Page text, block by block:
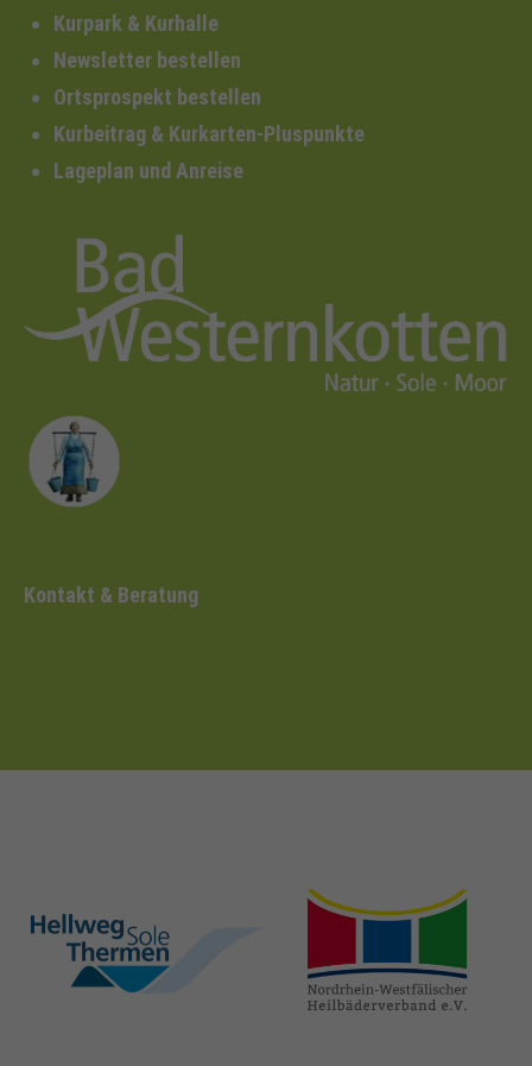
Kurpark & Kurhalle
Newsletter bestellen
Ortsprospekt bestellen
Kurbeitrag & Kurkarten-Pluspunkte
Lageplan und Anreise
Kontakt & Beratung
hellweg-sole-
thermen.de
heilbaeder.de